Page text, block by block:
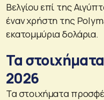
Βελγίου επί της
έναν χρήστη της
εκατομμύρια δολάρια.
Τα
2026
Τα στοιχήματα